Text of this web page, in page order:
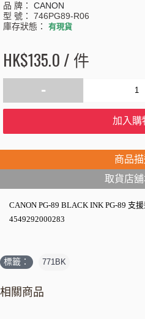
品 牌： CANON
型 號： 746PG89-R06
庫存狀態： 有現貨
HK$135.0 / 件
-
加入購
商品
取貨店
CANON PG-89 BLACK INK PG-89 支
4549292000283
標籤： 771BK
相關商品